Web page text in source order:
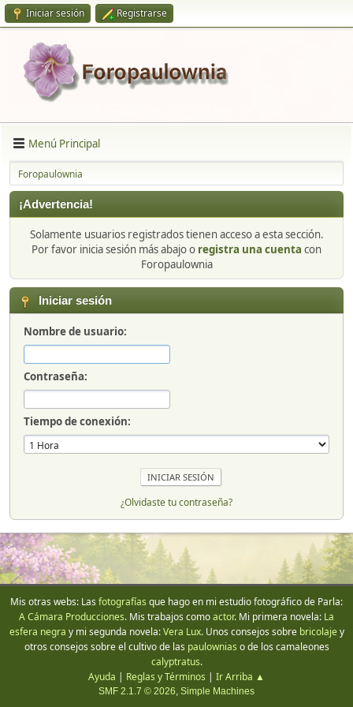
Iniciar sesión Registrarse
Menú Principal
Foropaulownia
¡Advertencia!
Solamente usuarios registrados tienen acceso a esta sección.
Por favor inicia sesión más abajo o registra una cuenta con
Foropaulownia
Iniciar sesión
Nombre de usuario:
Contraseña:
Tiempo de conexión:
¿Olvidaste tu contraseña?
Mis otras webs: Las fotografías que hago en mi estudio fotográfico de Parla:
A Cámara Producciones. Mis trabajos comoactor. Mi primera novela: La
esfera negra y mi segunda novela:Vera Lux. Unos consejos sobre bricolaje y
otros consejos sobre el cultivo de las paulownias o de los camaleones
calyptratus.
Ayuda | Reglas y Términos | Ir Arriba ▲
SMF 2.1.7 © 2026, Simple Machines